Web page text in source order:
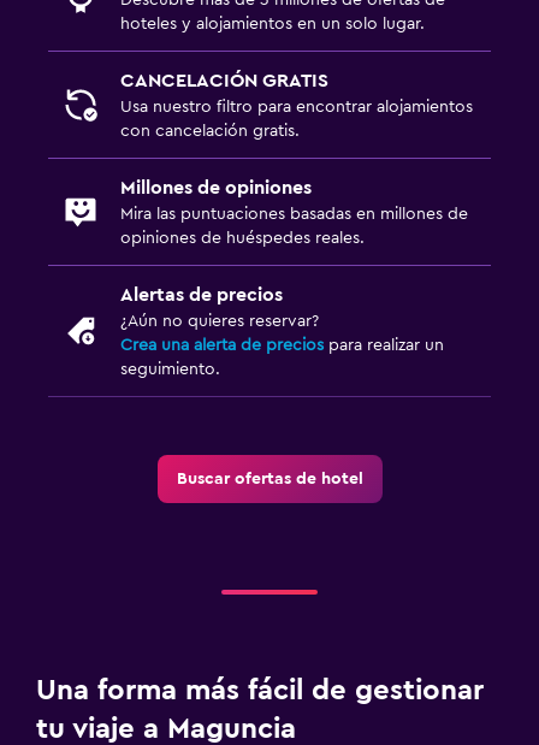
hoteles y alojamientos en un solo lugar.
CANCELACIÓN GRATIS
Usa nuestro filtro para encontrar alojamientos
con cancelación gratis.
Millones de opiniones
Mira las puntuaciones basadas en millones de
opiniones de huéspedes reales.
Alertas de precios
¿Aún no quieres reservar?
Crea una alerta de precios para realizar un
seguimiento.
Buscar ofertas de hotel
Una forma más fácil de gestionar
tu viaje a Maguncia